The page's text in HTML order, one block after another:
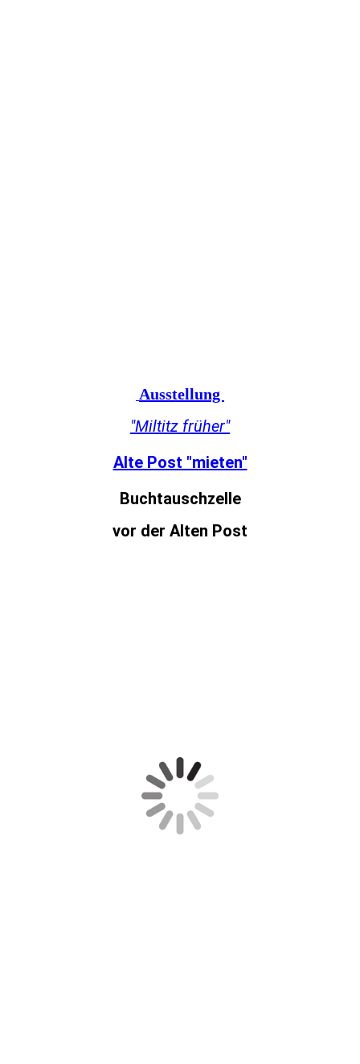
Ausstellung
"Miltitz früher"
Alte Post "mieten"
Buchtauschzelle
vor der Alten Post